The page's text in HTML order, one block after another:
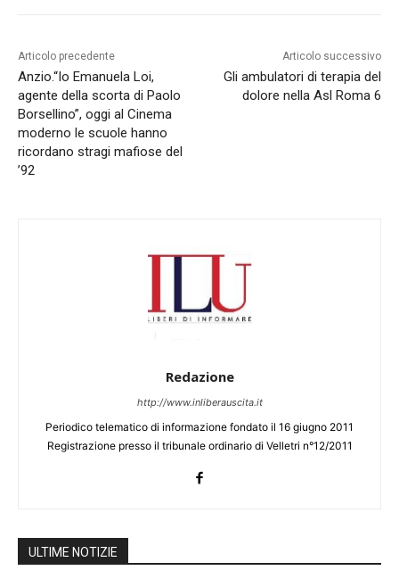
Articolo precedente
Anzio.“Io Emanuela Loi,
agente della scorta di Paolo
Borsellino”, oggi al Cinema
moderno le scuole hanno
ricordano stragi mafiose del
’92
Articolo successivo
Gli ambulatori di terapia del
dolore nella Asl Roma 6
Redazione
http://www.inliberauscita.it
Periodico telematico di informazione fondato il 16 giugno 2011
Registrazione presso il tribunale ordinario di Velletri n°12/2011
ULTIME NOTIZIE